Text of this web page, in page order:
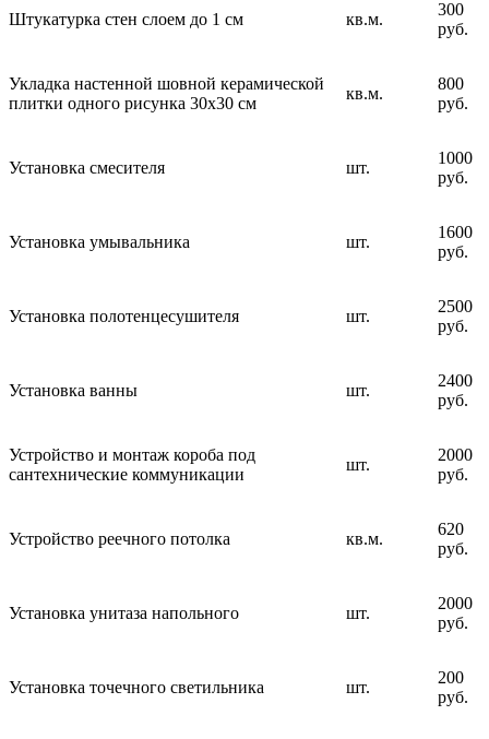
Штукатурка стен слоем до 1 см кв.м.
300
руб.
Укладка настенной шовной керамической
плитки одного рисунка 30х30 см
кв.м.
800
руб.
Установка смесителя шт.
1000
руб.
Установка умывальника шт.
1600
руб.
Установка полотенцесушителя шт.
2500
руб.
Установка ванны шт.
2400
руб.
Устройство и монтаж короба под
сантехнические коммуникации
шт.
2000
руб.
Устройство реечного потолка кв.м.
620
руб.
Установка унитаза напольного шт.
2000
руб.
Установка точечного светильника шт.
200
руб.